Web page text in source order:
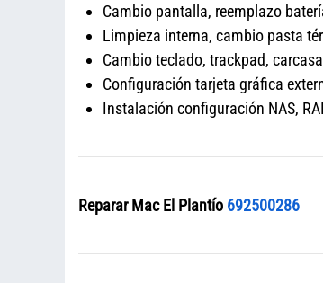
Cambio pantalla, reemplazo
Limpieza interna, cambio pasta
Cambio teclado, trackpad,
Configuración tarjeta gráfica
Instalación configuración NAS,
Reparar Mac El Plantío 692500286